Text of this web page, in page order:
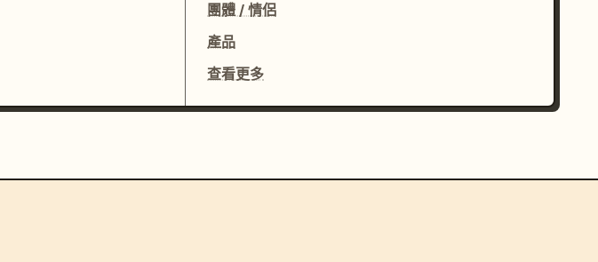
團體 / 情侶
產品
查看更多